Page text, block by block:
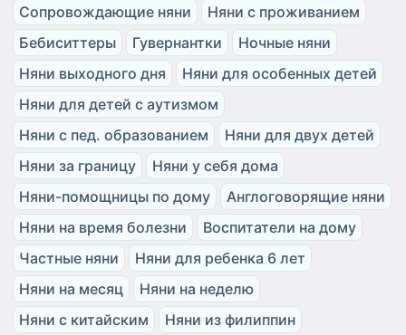
Сопровождающие няни
Няни с проживанием
Бебиситтеры
Гувернантки
Ночные няни
Няни выходного дня
Няни для особенных детей
Няни для детей с аутизмом
Няни с пед. образованием
Няни для двух детей
Няни за границу
Няни у себя дома
Няни-помощницы по дому
Англоговорящие няни
Няни на время болезни
Воспитатели на дому
Частные няни
Няни для ребенка 6 лет
Няни на месяц
Няни на неделю
Няни с китайским
Няни из филиппин